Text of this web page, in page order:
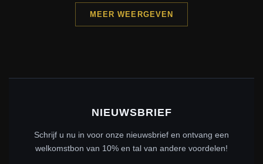
MEER WEERGEVEN
NIEUWSBRIEF
Schrijf u nu in voor onze nieuwsbrief en ontvang een
welkomstbon van 10% en tal van andere voordelen!